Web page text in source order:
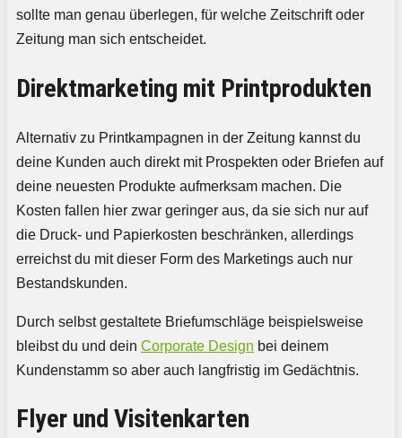
sollte man genau überlegen, für welche Zeitschrift oder
Zeitung man sich entscheidet.
Direktmarketing mit Printprodukten
Alternativ zu Printkampagnen in der Zeitung kannst du
deine Kunden auch direkt mit Prospekten oder Briefen auf
deine neuesten Produkte aufmerksam machen. Die
Kosten fallen hier zwar geringer aus, da sie sich nur auf
die Druck- und Papierkosten beschränken, allerdings
erreichst du mit dieser Form des Marketings auch nur
Bestandskunden.
Durch selbst gestaltete Briefumschläge beispielsweise
bleibst du und dein Corporate Design bei deinem
Kundenstamm so aber auch langfristig im Gedächtnis.
Flyer und Visitenkarten